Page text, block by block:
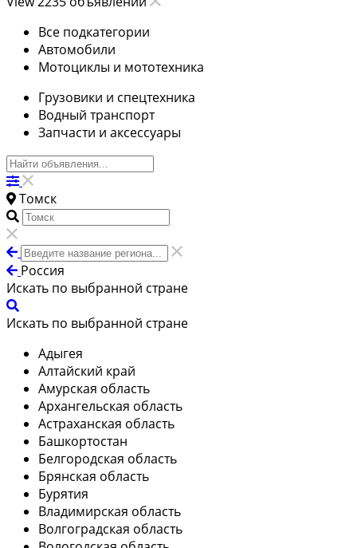
Все подкатегории
Автомобили
Мотоциклы и мототехника
Грузовики и спецтехника
Водный транспорт
Запчасти и аксессуары
Томск
Россия
Искать по выбранной стране
Искать по выбранной стране
Адыгея
Алтайский край
Амурская область
Архангельская область
Астраханская область
Башкортостан
Белгородская область
Брянская область
Бурятия
Владимирская область
Волгоградская область